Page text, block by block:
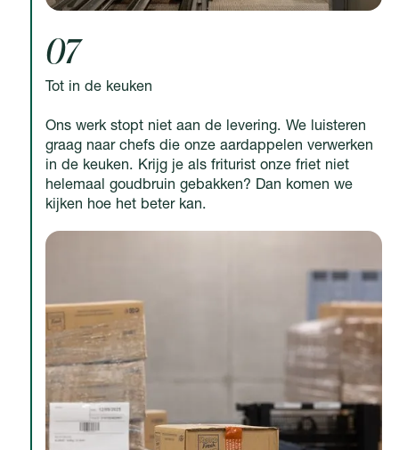
07
Tot in de keuken
Ons werk stopt niet aan de levering. We luisteren
graag naar chefs die onze aardappelen verwerken
in de keuken. Krijg je als friturist onze friet niet
helemaal goudbruin gebakken? Dan komen we
kijken hoe het beter kan.